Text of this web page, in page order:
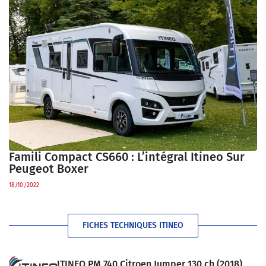
Famili Compact CS660 : L’intégral Itineo Sur
Peugeot Boxer
18/10/2022
FICHES TECHNIQUES ITINEO